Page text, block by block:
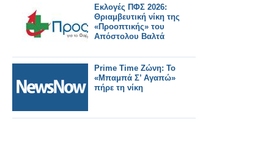
Εκλογές ΠΦΣ 2026:
Θριαμβευτική νίκη της
«Προοπτικής» του
Απόστολου Βαλτά
Prime Time Ζώνη: Το
«Μπαμπά Σ’ Αγαπώ»
πήρε τη νίκη